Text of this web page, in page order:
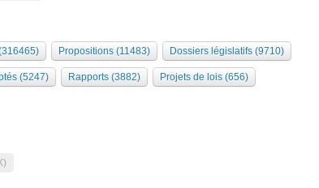
Propositions (11483) Dossiers législatifs (9710)
(5247) Rapports (3882) Projets de lois (656)